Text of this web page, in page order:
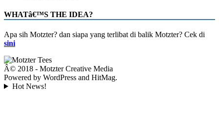
WHATâ€™S THE IDEA?
Apa sih Motzter? dan siapa yang terlibat di balik Motzter? Cek di
sini
Â© 2018 - Motzter Creative Media
Powered by WordPress and HitMag.
Hot News!